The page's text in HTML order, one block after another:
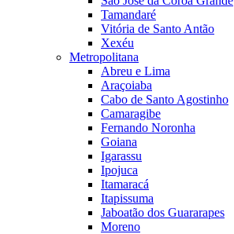
Tamandaré
Vitória de Santo Antão
Xexéu
Metropolitana
Abreu e Lima
Araçoiaba
Cabo de Santo Agostinho
Camaragibe
Fernando Noronha
Goiana
Igarassu
Ipojuca
Itamaracá
Itapissuma
Jaboatão dos Guararapes
Moreno